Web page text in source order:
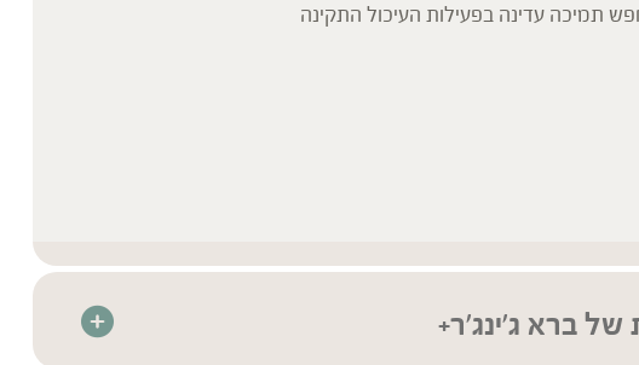
תמיכה עדינה בפעילות העיכול התקינה
של ברא ג'ינג'ר+